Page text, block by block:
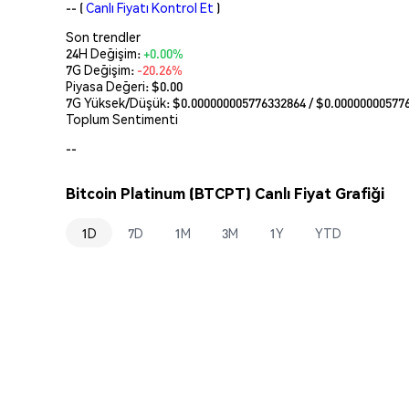
-- (Canlı Fiyatı Kontrol Et )
Son trendler
24H Değişim:+0.00%
7G Değişim: -20.26%
Piyasa Değeri:$0.00
7G Yüksek/Düşük: $0.000000005776332864/ $
Toplum Sentimenti
--
Bitcoin Platinum (BTCPT) Canlı Fiyat Grafiği
1D 7D 1M 3M 1Y YTD